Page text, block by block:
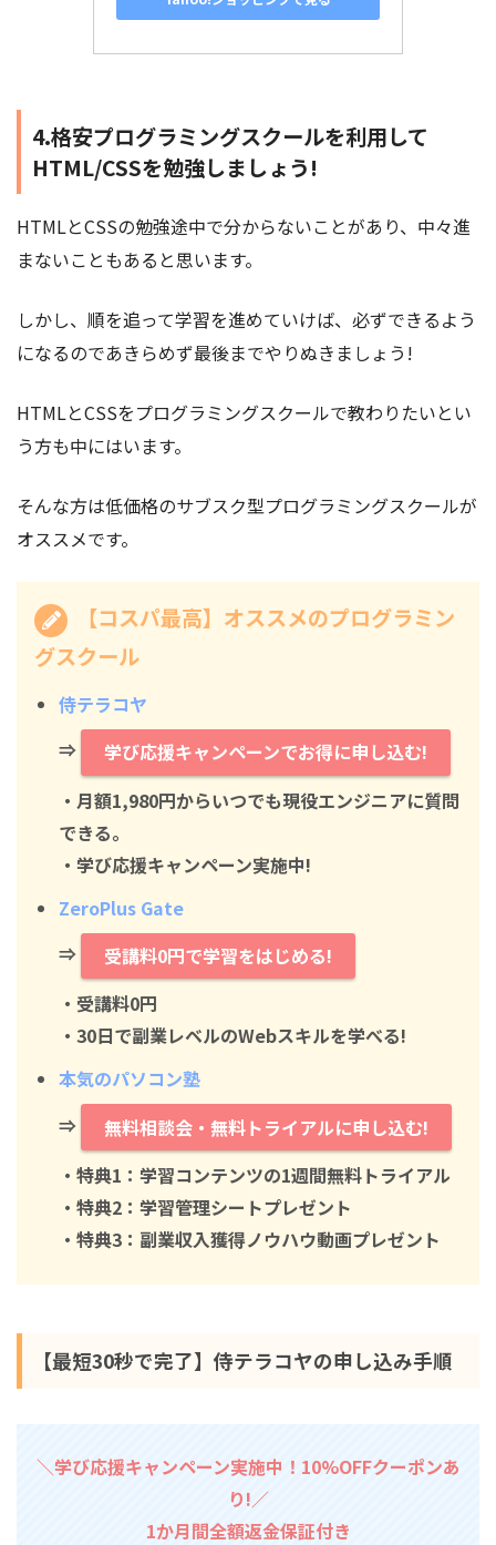
4.格安プログラミングスクールを利用して
HTML/CSSを勉強しましょう!
HTMLとCSSの勉強途中で分からないことがあり、中々進
まないこともあると思います。
しかし、順を追って学習を進めていけば、必ずできるよう
になるのであきらめず最後までやりぬきましょう!
HTMLとCSSをプログラミングスクールで教わりたいとい
う方も中にはいます。
そんな方は低価格のサブスク型プログラミングスクールが
オススメです。
【コスパ最高】オススメのプログラミン
グスクール
侍テラコヤ
⇒
学び応援キャンペーンでお得に申し込む!
・月額1,980円からいつでも現役エンジニアに質問
できる。
・学び応援キャンペーン実施中!
ZeroPlus Gate
⇒
受講料0円で学習をはじめる!
・ 受講料0円
・30日で副業レベルのWebスキルを学べる!
本気のパソコン塾
⇒
無料相談会・無料トライアルに申し込む!
・特典1：学習コンテンツの1週間無料トライアル
・特典2：学習管理シートプレゼント
・特典3：副業収入獲得ノウハウ動画プレゼント
【最短30秒で完了】侍テラコヤの申し込み手順
＼学び応援キャンペーン実施中！10%OFFクーポンあ
り!／
1か月間全額返金保証付き